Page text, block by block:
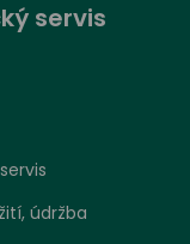
servis
údržba